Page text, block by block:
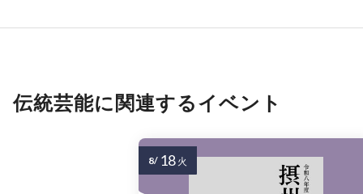
伝統芸能に関連するイベント
8/ 18 火